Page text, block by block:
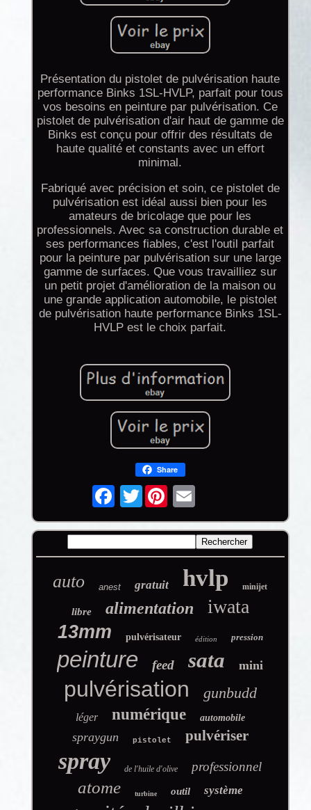
Présentation du pistolet de pulvérisation haute
performance Binks 1SL-HVLP, parfait pour tous
vos besoins en peinture par pulvérisation. Ce
pistolet de pulvérisation d'air haut de gamme de
Binks est conçu pour offrir des résultats de
haute qualité et constants avec un effort
minimal.
Fabriqué avec précision et soin, ce pistolet de
pulvérisation est idéal aussi bien pour les
amateurs de bricolage que pour les
professionnels. Avec sa construction durable et
ses performances fiables, c'est l'outil parfait
pour la peinture par pulvérisation sur une large
gamme de surfaces. Que vous travailliez sur
un petit projet d'amélioration de la maison ou
une grande application automobile, le pistolet
de pulvérisation haute performance Binks 1SL-
HVLP est le choix parfait.
Share
Twitter
auto anest gratuit hvlp minijet
libre alimentation iwata
13mm pulvérisateur édition pression
peinture feed sata mini
pulvérisation gunbudd
léger numérique automobile
spraygun pistolet pulvériser
spray de l'huile d'olive professionnel
atome turbine outil système